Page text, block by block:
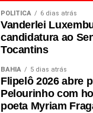
POLÍTICA 6 dias atrás
Vanderlei
candidatura ao
Tocantins
BAHIA 5 dias atrás
Flipelô 2026 abre
Pelourinho com
poeta Myriam